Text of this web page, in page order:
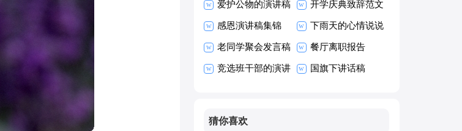
爱护公物的演讲稿 开学庆典致辞范文
感恩演讲稿集锦
15篇
下雨天的心情说说
(通用15篇)
老同学聚会发言稿
范文
餐厅离职报告
竞选班干部的演讲 国旗下讲话稿
猜你喜欢